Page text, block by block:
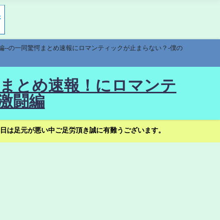
の一同驚愕まとめ速報にロマンティックが止まらない？-僕の
とめ速報！にロマンテ
闘編
足元が悪い中ご足労頂き誠に有難うございます。